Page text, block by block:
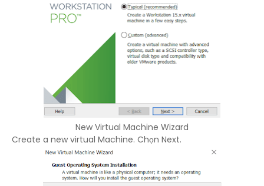
New Virtual Machine Wizard
Create a new virtual Machine. Chọn Next.